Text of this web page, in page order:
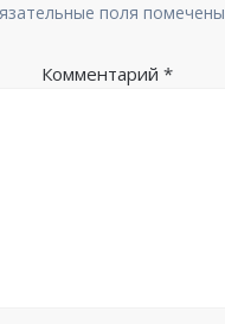
поля помечены
Комментарий *